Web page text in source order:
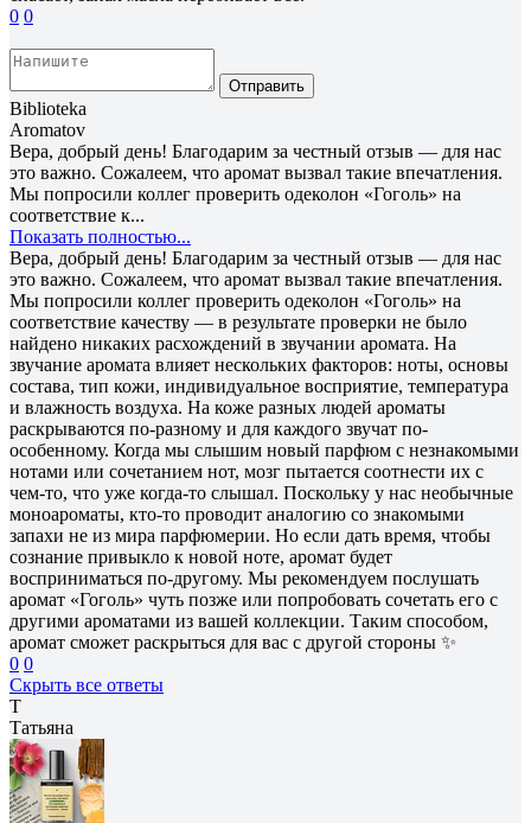
0 0
Отправить
Biblioteka
Aromatov
Вера, добрый день! Благодарим за честный отзыв — для нас
это важно. Сожалеем, что аромат вызвал такие впечатления.
Мы попросили коллег проверить одеколон «Гоголь» на
соответствие к...
Показать полностью...
Вера, добрый день! Благодарим за честный отзыв — для нас
это важно. Сожалеем, что аромат вызвал такие впечатления.
Мы попросили коллег проверить одеколон «Гоголь» на
соответствие качеству — в результате проверки не было
найдено никаких расхождений в звучании аромата. На
звучание аромата влияет нескольких факторов: ноты, основы
состава, тип кожи, индивидуальное восприятие, температура
и влажность воздуха. На коже разных людей ароматы
раскрываются по-разному и для каждого звучат по-
особенному. Когда мы слышим новый парфюм с незнакомыми
нотами или сочетанием нот, мозг пытается соотнести их с
чем-то, что уже когда-то слышал. Поскольку у нас необычные
моноароматы, кто-то проводит аналогию со знакомыми
запахи не из мира парфюмерии. Но если дать время, чтобы
сознание привыкло к новой ноте, аромат будет
восприниматься по-другому. Мы рекомендуем послушать
аромат «Гоголь» чуть позже или попробовать сочетать его с
другими ароматами из вашей коллекции. Таким способом,
аромат сможет раскрыться для вас с другой стороны ✨
0 0
Скрыть все ответы
Т
Татьяна